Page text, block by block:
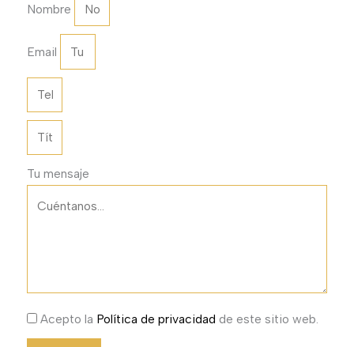
Nombre
Email
Tu mensaje
Acepto la Política de privacidad de este sitio web.